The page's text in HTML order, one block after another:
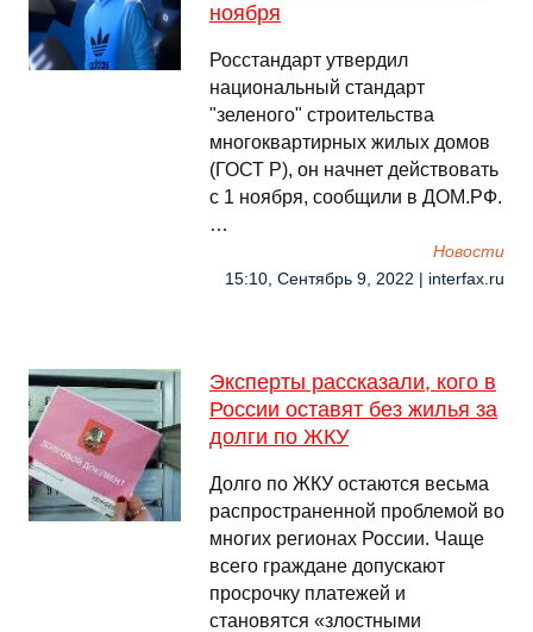
ноября
Росстандарт утвердил
национальный стандарт
"зеленого" строительства
многоквартирных жилых домов
(ГОСТ Р), он начнет действовать
с 1 ноября, сообщили в ДОМ.РФ.
…
Новости
15:10, Сентябрь 9, 2022 | interfax.ru
Эксперты рассказали, кого в
России оставят без жилья за
долги по ЖКУ
Долго по ЖКУ остаются весьма
распространенной проблемой во
многих регионах России. Чаще
всего граждане допускают
просрочку платежей и
становятся «злостными